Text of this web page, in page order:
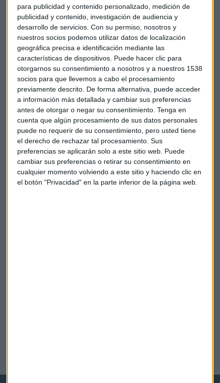
para publicidad y contenido personalizado, medición de
publicidad y contenido, investigación de audiencia y
desarrollo de servicios. Con su permiso, nosotros y
nuestros socios podemos utilizar datos de localización
geográfica precisa e identificación mediante las
características de dispositivos. Puede hacer clic para
otorgarnos su consentimiento a nosotros y a nuestros 1538
socios para que llevemos a cabo el procesamiento
previamente descrito. De forma alternativa, puede acceder
a información más detallada y cambiar sus preferencias
antes de otorgar o negar su consentimiento. Tenga en
cuenta que algún procesamiento de sus datos personales
puede no requerir de su consentimiento, pero usted tiene
el derecho de rechazar tal procesamiento. Sus
preferencias se aplicarán solo a este sitio web. Puede
cambiar sus preferencias o retirar su consentimiento en
cualquier momento volviendo a este sitio y haciendo clic en
el botón "Privacidad" en la parte inferior de la página web.
EMPRESAS
Cerveza ecológica para alimentar proyectos de la
economía social